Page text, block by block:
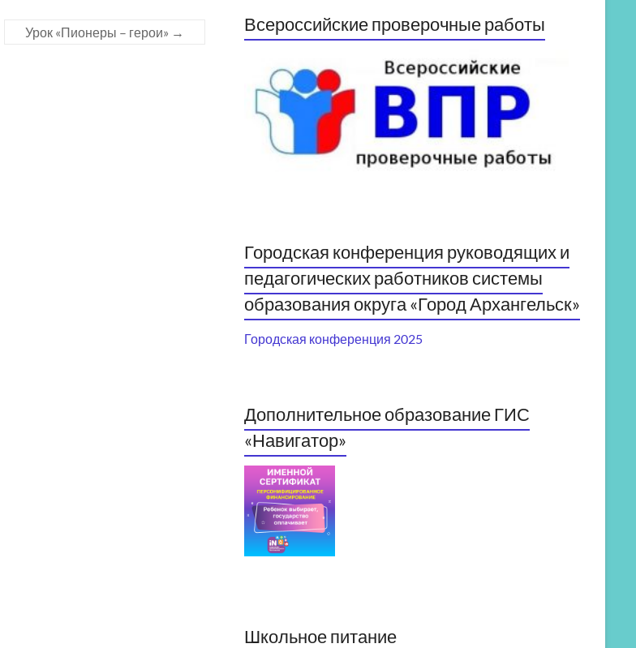
Урок «Пионеры – герои» → Всероссийские проверочные работы
Городская конференция руководящих и
педагогических работников системы
образования округа «Город Архангельск»
Городская конференция 2025
Дополнительное образование ГИС
«Навигатор»
Школьное питание